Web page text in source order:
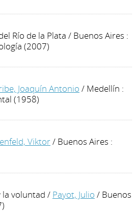
Río de la Plata / Buenos Aires :
(2007)
Joaquín Antonio / Medellín :
(1958)
Viktor/ Buenos Aires :
la voluntad / Payot, Julio / Buenos